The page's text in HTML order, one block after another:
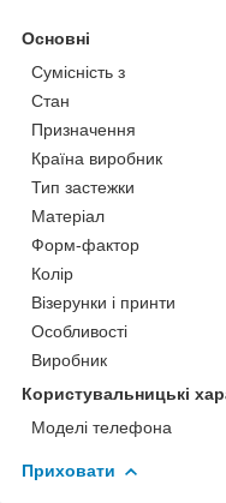
Основні
Сумісність з
Стан
Призначення
Країна виробник
Тип застежки
Матеріал
Форм-фактор
Колір
Візерунки і принти
Особливості
Виробник
Користувальницькі
Моделі телефона
Приховати